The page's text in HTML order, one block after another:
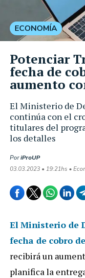
El Ministerio de
continúa con el
titulares del
los detalles
PoriProUP
03.03.2023 • 19:21hs •
ECONOMÍA
Potenciar
fecha de
aumento
El Ministerio de
fecha de cobro
recibirá un
planifica la